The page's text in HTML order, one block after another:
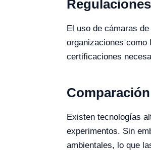
El uso de cámaras
organizaciones como
certificaciones
Existen tecnologías
experimentos. Sin
ambientales, lo que